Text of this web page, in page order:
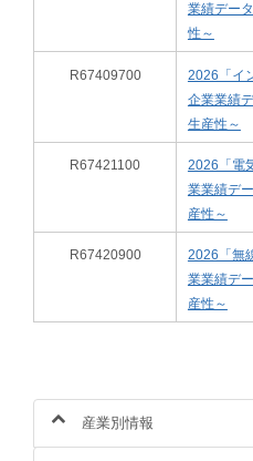
業績デー
性～
R67409700
2026「イ
企業業績
生産性～
R67421100
2026「電
業業績デ
産性～
R67420900
2026「無
業業績デ
産性～
産業別情報